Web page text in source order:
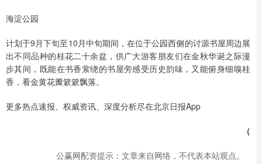
海淀公园
计划于9月下旬至10月中旬期间，在位于公园西侧的讨源书屋周边展
出不同品种的桂花二十余盆，供广大游客朋友们在金秋华诞之际漫
步其间，既能在书香萦绕的书屋旁感受历史韵味，又能俯身细嗅桂
香，看金黄花瓣簌簌飘落。
更多热点速报、权威资讯、深度分析尽在北京日报App
（
公赢网配资提示：文章来自网络，不代表本站观点。